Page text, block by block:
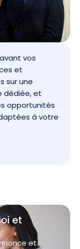
vos
et
sur une
dédiée, et
opportunités
à votre
et
et